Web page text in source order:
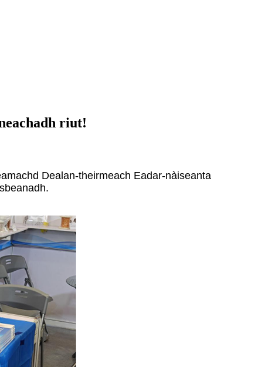
riut!
Dealan-theirmeach Eadar-nàiseanta